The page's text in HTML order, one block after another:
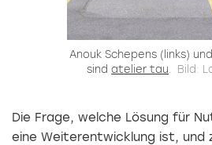
Anouk Schepens (links)
sindatelier tau Bild:
Die Frage, welche Lösung für
eine Weiterentwicklung ist, und